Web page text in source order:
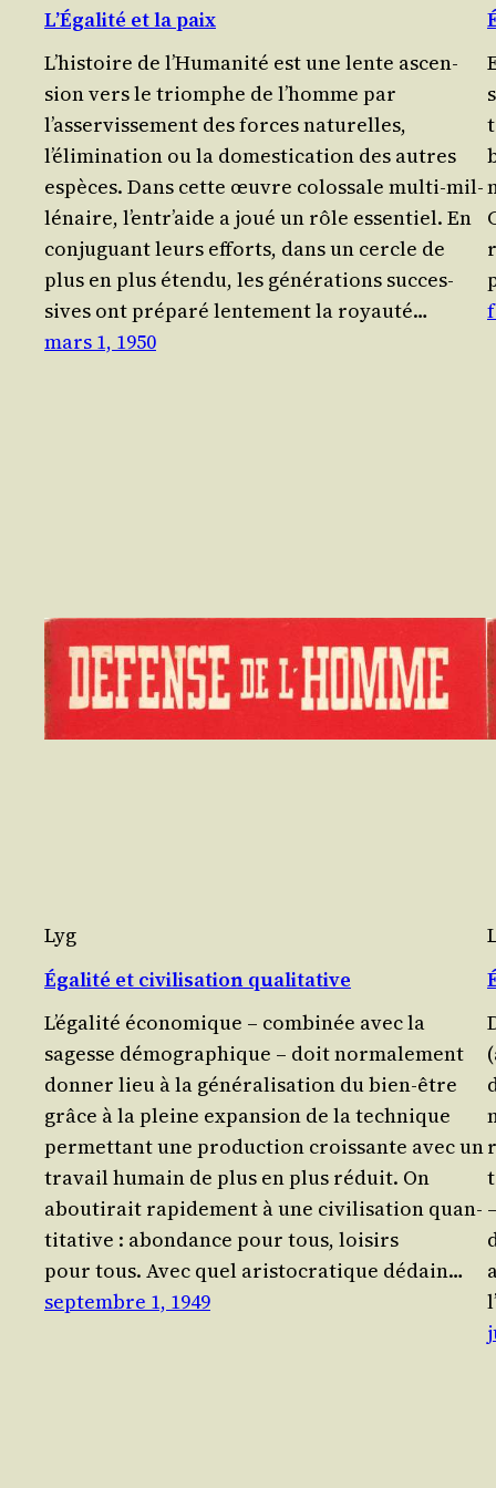
L’Égalité et la paix
L’histoire de l’Humanité est une lente ascen­
sion vers le triomphe de l’homme par
l’asservissement des forces natu­relles,
l’élimination ou la domes­ti­ca­tion des autres
espèces. Dans cette œuvre colos­sale mul­ti-mil­
lé­naire, l’entr’aide a joué un rôle essen­tiel. En
conju­guant leurs efforts, dans un cercle de
plus en plus éten­du, les géné­ra­tions suc­ces­
sives ont pré­pa­ré len­te­ment la royau­té…
mars 1, 1950
Lyg
Égalité et civilisation qualitative
L’égalité éco­no­mique – com­bi­née avec la
sagesse démo­gra­phique – doit nor­ma­le­ment
don­ner lieu à la géné­ra­li­sa­tion du bien-être
grâce à la pleine expan­sion de la tech­nique
per­met­tant une pro­duc­tion crois­sante avec un
tra­vail humain de plus en plus réduit. On
abou­ti­rait rapi­de­ment à une civi­li­sa­tion quan­
ti­ta­tive : abon­dance pour tous, loi­sirs
pour tous. Avec quel aris­to­cra­tique dédain…
septembre 1, 1949